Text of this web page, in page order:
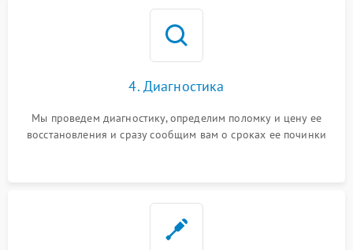
4. Диагностика
Мы проведем диагностику, определим поломку и цену ее
восстановления и сразу сообщим вам о сроках ее починки